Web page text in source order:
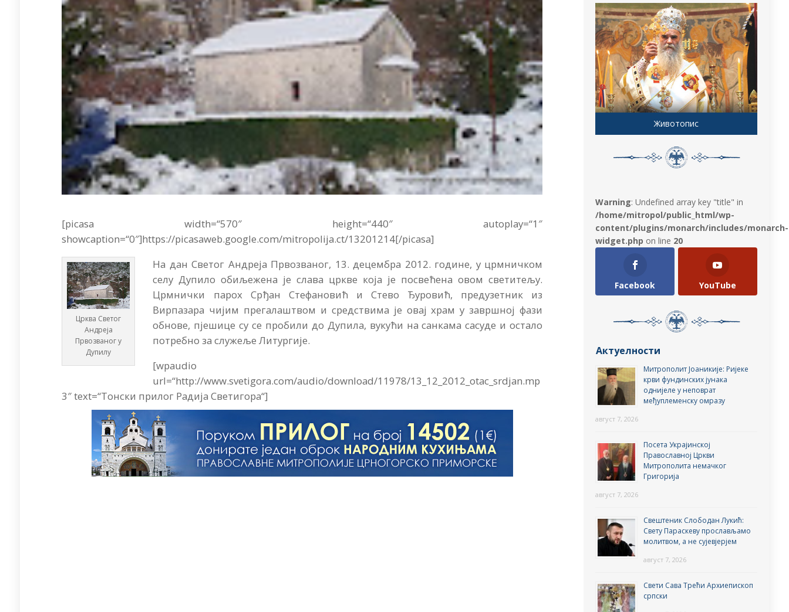
[picasa width=“570″ height=“440″ autoplay=“1″
showcaption=“0″]https://picasaweb.google.com/mitropolija.ct/13201214[/picasa]
Црква Светог
Андреја
Првозваног у
Дупилу
На дан Светог Андреја Првозваног, 13. децембра 2012. године, у црмничком
селу Дупило обиљежена је слава цркве која је посвећена овом светитељу.
Црмнички парох Срђан Стефановић и Стево Ђуровић, предузетник из
Вирпазара чијим прегалаштвом и средствима је овај храм у завршној фази
обнове, пјешице су се пробили до Дупила, вукући на санкама сасуде и остало
потребно за служеље Литургије.
[wpaudio
url=“http://www.svetigora.com/audio/download/11978/13_12_2012_otac_srdjan.mp
3″ text=“Тонски прилог Радија Светигора“]
Животопис
Warning: Undefined array key "title" in
/home/mitropol/public_html/wp-
content/plugins/monarch/includes/monarch-
widget.php on line 20
Facebook YouTube
Актуелности
Митрополит Јоаникије: Ријеке
крви фундинских јунака
однијеле у неповрат
међуплеменску омразу
август 7, 2026
Посета Украјинској
Православној Цркви
Митрополита немачког
Григорија
август 7, 2026
Свештеник Слободан Лукић:
Свету Параскеву прослављамо
молитвом, а не сујевјерјем
август 7, 2026
Свети Сава Трећи Архиепископ
српски